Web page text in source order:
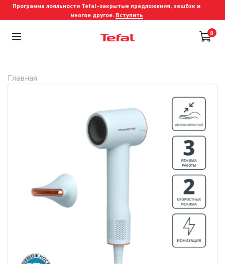
Программа лояльности Tefal-закрытые предложения, кешбэк и
многое другое. Вступить
0
Главная